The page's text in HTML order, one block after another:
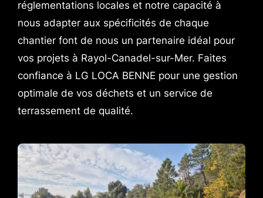
réglementations locales et notre capacité à
nous adapter aux spécificités de chaque
chantier font de nous un partenaire idéal pour
vos projets à Rayol-Canadel-sur-Mer. Faites
confiance à LG LOCA BENNE pour une gestion
optimale de vos déchets et un service de
terrassement de qualité.